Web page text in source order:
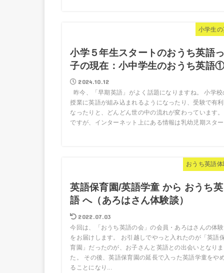
小学生
小学５年生スタートのおうち英語
子の現在：小中学生のおうち英語
2024.10.12
昨今、「早期英語」がよく話題になりますね。 小学校
授業に英語が組み込まれるようになったり、受験で有
なったりと、どんどん世の中の流れが変わっています。
ですが、インターネット上にある情報は乳幼児期スタ
おうち英語
英語保育園/英語学童 から おうち英
語 へ（あろはさん体験談）
2022.07.03
今回は、「おうち英語の会」の会員・あろはさんの体
をお届けします。 お引越しでやっと入れたのが「英語
育園」だったのが、お子さんと英語との出会いとなり
た。 その後、英語保育園の延長で入った英語学童をや
ることになり...